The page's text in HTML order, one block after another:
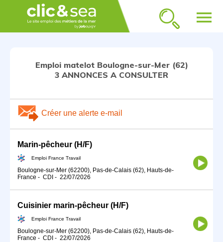
menu
Emploi matelot Boulogne-sur-Mer (62)
3 ANNONCES A CONSULTER
Créer une alerte e-mail
Marin-pêcheur (H/F)
Emploi France Travail
Boulogne-sur-Mer (62200), Pas-de-Calais (62), Hauts-de-
France - CDI - 22/07/2026
Cuisinier marin-pêcheur (H/F)
Emploi France Travail
Boulogne-sur-Mer (62200), Pas-de-Calais (62), Hauts-de-
France - CDI - 22/07/2026